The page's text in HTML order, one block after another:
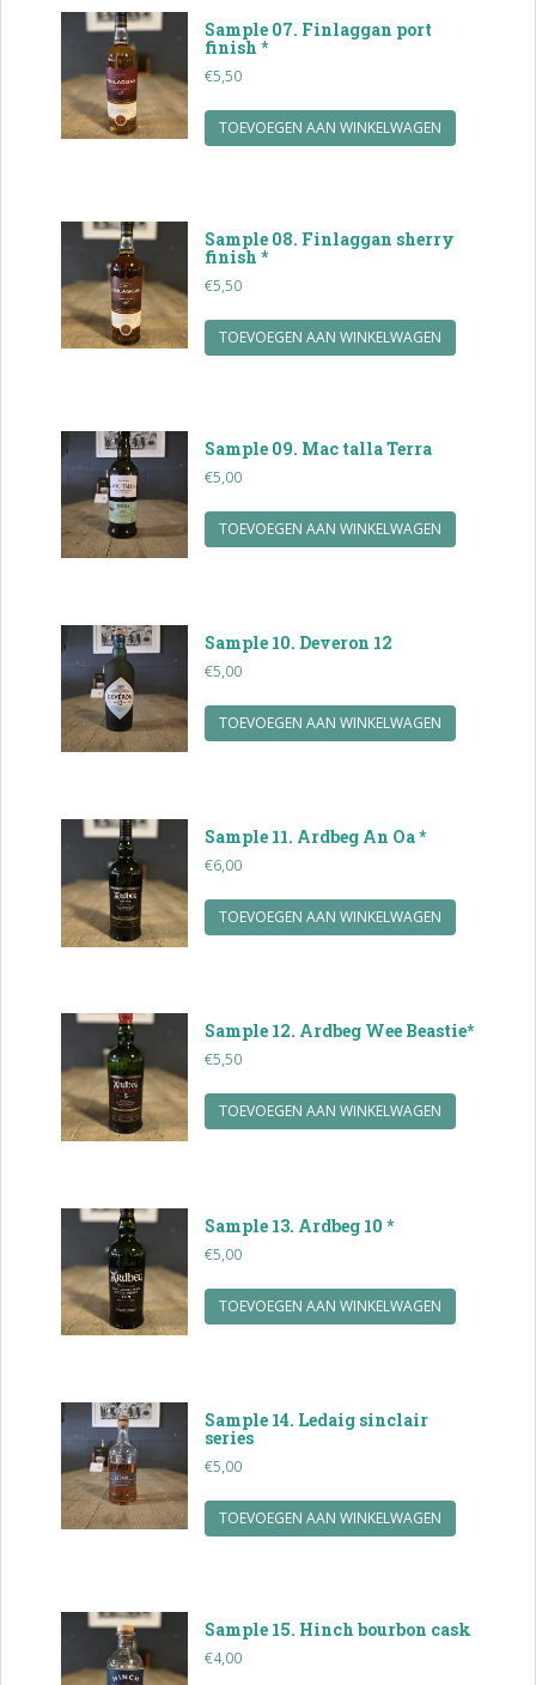
Sample 07. Finlaggan port
finish *
€5,50
TOEVOEGEN AAN WINKELWAGEN
Sample 08. Finlaggan sherry
finish *
€5,50
TOEVOEGEN AAN WINKELWAGEN
Sample 09. Mac talla Terra
€5,00
TOEVOEGEN AAN WINKELWAGEN
Sample 10. Deveron 12
€5,00
TOEVOEGEN AAN WINKELWAGEN
Sample 11. Ardbeg An Oa *
€6,00
TOEVOEGEN AAN WINKELWAGEN
Sample 12. Ardbeg Wee Beastie*
€5,50
TOEVOEGEN AAN WINKELWAGEN
Sample 13. Ardbeg 10 *
€5,00
TOEVOEGEN AAN WINKELWAGEN
Sample 14. Ledaig sinclair
series
€5,00
TOEVOEGEN AAN WINKELWAGEN
Sample 15. Hinch bourbon cask
€4,00